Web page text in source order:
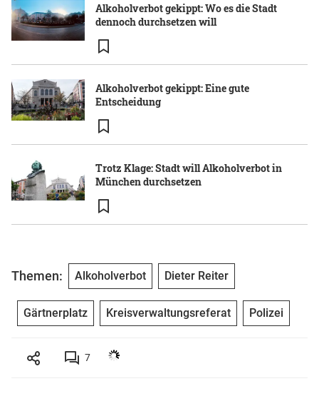
Alkoholverbot gekippt: Wo es die Stadt
dennoch durchsetzen will
Alkoholverbot gekippt: Eine gute
Entscheidung
Trotz Klage: Stadt will Alkoholverbot in
München durchsetzen
Themen: Alkoholverbot Dieter Reiter
Gärtnerplatz Kreisverwaltungsreferat Polizei
7